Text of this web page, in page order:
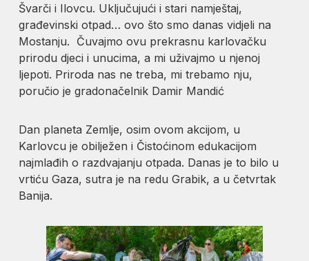
Švarči i Ilovcu. Uključujući i stari namještaj,
građevinski otpad… ovo što smo danas vidjeli na
Mostanju. Čuvajmo ovu prekrasnu karlovačku
prirodu djeci i unucima, a mi uživajmo u njenoj
ljepoti. Priroda nas ne treba, mi trebamo nju,
poručio je gradonačelnik Damir Mandić
Dan planeta Zemlje, osim ovom akcijom, u
Karlovcu je obilježen i Čistoćinom edukacijom
najmlađih o razdvajanju otpada. Danas je to bilo u
vrtiću Gaza, sutra je na redu Grabik, a u četvrtak
Banija.